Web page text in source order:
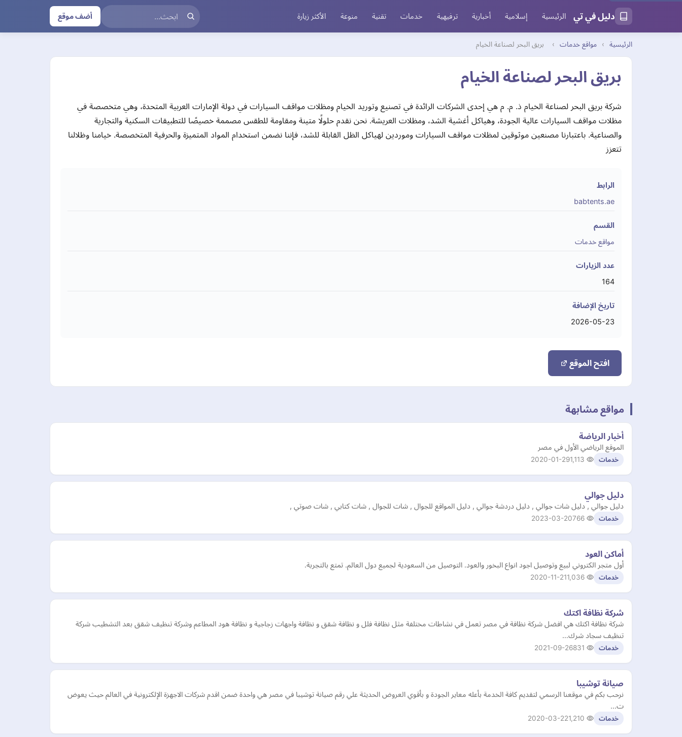
دليل في تي الرئيسية إسلامية أخبارية ترفيهية خدمات تقنية منوعة الأكثر زيارة أضف موقع
الرئيسية › مواقع خدمات › بريق البحر لصناعة الخيام
بريق البحر لصناعة الخيام
شركة بريق البحر لصناعة الخيام ذ. م. م هي إحدى الشركات الرائدة في تصنيع وتوريد الخيام ومظلات مواقف السيارات في دولة الإمارات العربية المتحدة، وهي متخصصة في
مظلات مواقف السيارات عالية الجودة، وهياكل أغشية الشد، ومظلات العريشة. نحن نقدم حلولًا متينة ومقاومة للطقس مصممة خصيصًا للتطبيقات السكنية والتجارية
والصناعية. باعتبارنا مصنعين موثوقين لمظلات مواقف السيارات وموردين لهياكل الظل القابلة للشد، فإننا نضمن استخدام المواد المتميزة والحرفية المتخصصة. خيامنا وظلالنا
تتعزز
الرابط
babtents.ae
القسم
مواقع خدمات
عدد الزيارات
164
تاريخ الإضافة
2026-05-23
افتح الموقع
مواقع مشابهة
أخبار الرياضة
الموقع الرياضي الأول في مصر
خدمات 2020-01-29
دليل جوالي
دليل جوالي , دليل شات جوالي , دليل دردشة جوالي , دليل المواقع للجوال , شات للجوال , شات كتابي , شات صوتي ,
خدمات 2023-03-20
أماكن العود
أول متجر الكتروني لبيع وتوصيل اجود انواع البخور والعود. التوصيل من السعودية لجميع دول العالم. تمتع بالتجربة.
خدمات 2020-11-21
شركة نظافة اكتك
شركة نظافة اكتك هي افضل شركة نظافة في مصر تعمل في نشاطات مختلفة مثل نظافة فلل و نظافة شقق و نظافة واجهات زجاجية و نظافة هود المطاعم وشركة تنظيف شقق بعد التشطيب شركة
تنظيف سجاد شرك…
خدمات 2021-09-26
صيانة توشيبا
نرحب بكم في موقعنا الرسمي لتقديم كافة الخدمة بأعله معاير الجودة و بأقوي العروض الحديثة علي رقم صيانة توشيبا في مصر هي واحدة ضمن اقدم شركات الاجهزة الإلكترونية في العالم حيث يعوض
ت…
خدمات 2020-03-22